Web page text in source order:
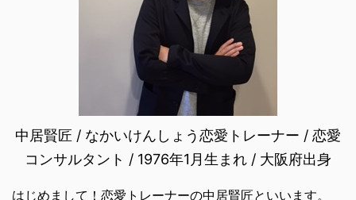
中居賢匠 / なかいけんしょう恋愛トレーナー / 恋愛
コンサルタント / 1976年1月生まれ / 大阪府出身
はじめまして！恋愛トレーナーの中居賢匠といいます。